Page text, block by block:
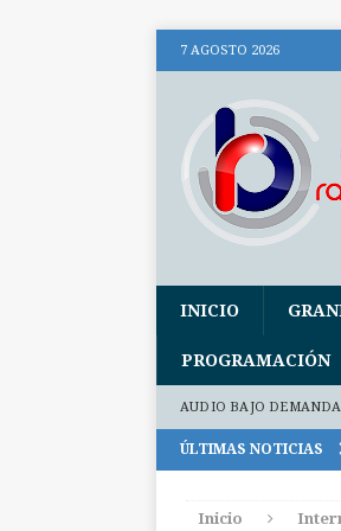
7 AGOSTO 2026
INICIO
PROGRAMACIÓN
AUDIO BAJO DEMANDA
ÚLTIMAS NOTICIAS
Inicio